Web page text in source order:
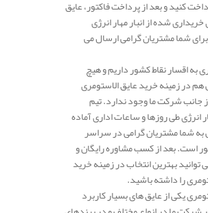
کنید و بعد از پرداخت فاکتور، عایق
شده از انبار مهار انرژی
شما مشتریان گرامی ارسال می
به اقسار نقاط کشور داریم و هیچ
در زمینه خرید عایق الاستومری
جانب شرکت ما وجود ندارد. تیم
طی روزها و ساعات اداری آماده
شما مشتریان گرامی در سراسر
است. بعد از کسب مشاوره رایگان و
بهترین انتخاب در زمینه خرید
را داشته باشید.
یکی از عایق های بسیار کاربرد